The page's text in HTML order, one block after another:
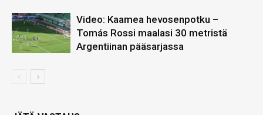
Video: Kaamea hevosenpotku –
Tomás Rossi maalasi 30 metristä
Argentiinan pääsarjassa